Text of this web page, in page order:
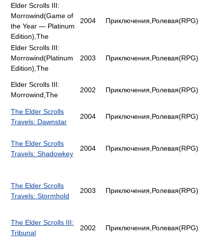
Elder Scrolls III:
Morrowind(Game of
the Year — Platinum
Edition),The
2004 Приключения,Ролевая(RPG)
Elder Scrolls III:
Morrowind(Platinum
Edition),The
2003 Приключения,Ролевая(RPG)
Elder Scrolls III:
Morrowind,The
2002 Приключения,Ролевая(RPG)
The Elder Scrolls
Travels: Dawnstar
2004 Приключения,Ролевая(RPG)
The Elder Scrolls
Travels: Shadowkey
2004 Приключения,Ролевая(RPG)
The Elder Scrolls
Travels: Stormhold
2003 Приключения,Ролевая(RPG)
The Elder Scrolls III:
Tribunal
2002 Приключения,Ролевая(RPG)